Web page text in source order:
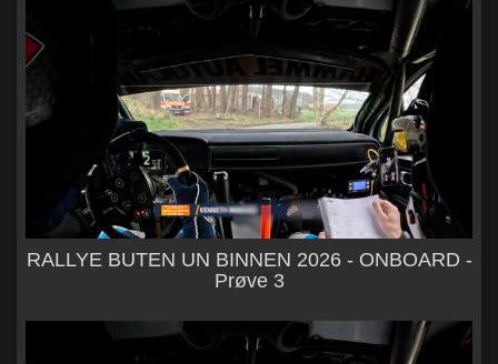
RALLYE BUTEN UN BINNEN 2026 - ONBOARD -
Prøve 3